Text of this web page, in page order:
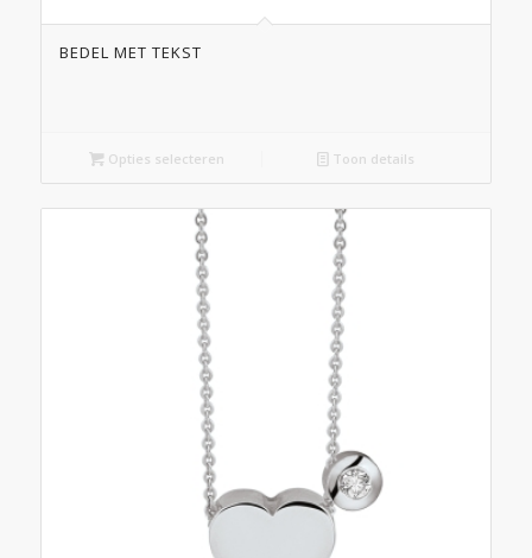
BEDEL MET TEKST
Opties selecteren Toon details